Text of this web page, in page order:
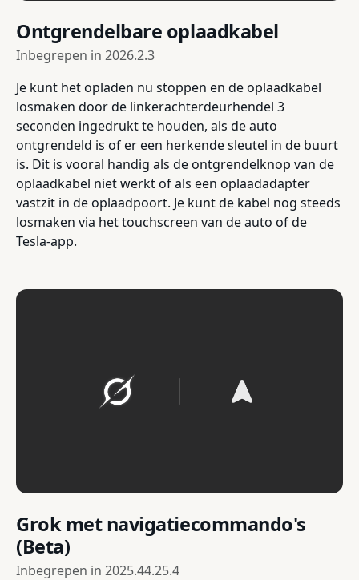
Ontgrendelbare oplaadkabel
Inbegrepen in 2026.2.3
Je kunt het opladen nu stoppen en de oplaadkabel
losmaken door de linkerachterdeurhendel 3
seconden ingedrukt te houden, als de auto
ontgrendeld is of er een herkende sleutel in de buurt
is. Dit is vooral handig als de ontgrendelknop van de
oplaadkabel niet werkt of als een oplaadadapter
vastzit in de oplaadpoort. Je kunt de kabel nog steeds
losmaken via het touchscreen van de auto of de
Tesla-app.
Grok met navigatiecommando's
(Beta)
Inbegrepen in 2025.44.25.4